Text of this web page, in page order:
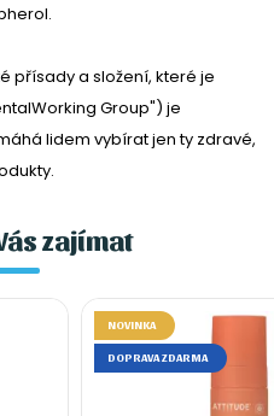
přísady a složení, které je
Group") je
lidem vybírat jen ty zdravé,
zajímat
NOVINKA
DOPRAVA ZDARMA